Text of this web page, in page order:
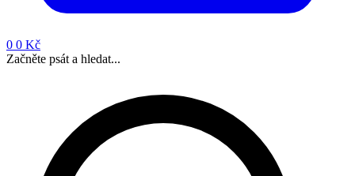
0 0 Kč
Začněte psát a hledat...